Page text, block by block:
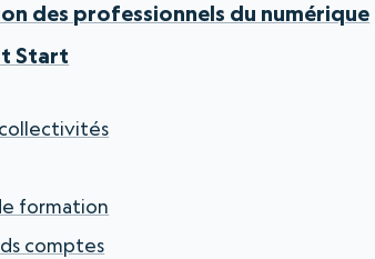
des professionnels du numérique
Start
formation
comptes